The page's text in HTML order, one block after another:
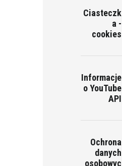
Ciasteczk
a -
cookies
Informacje
o YouTube
API
Ochrona
danych
osobowyc